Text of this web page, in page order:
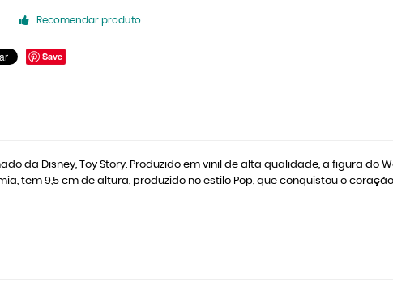
Recomendar produto
Save
da Disney, Toy Story. Produzido em vinil de alta qualidade, a figura
tem 9,5 cm de altura, produzido no estilo Pop, que conquistou o